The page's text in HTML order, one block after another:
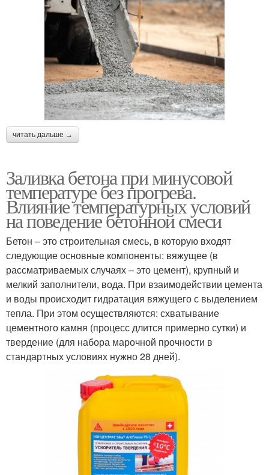
читать дальше →
Заливка бетона при минусовой
температуре без прогрева.
Влияние температурных условий
на поведение бетонной смеси
Бетон – это строительная смесь, в которую входят
следующие основные компоненты: вяжущее (в
рассматриваемых случаях – это цемент), крупный и
мелкий заполнители, вода. При взаимодействии цемента
и воды происходит гидратация вяжущего с выделением
тепла. При этом осуществляются: схватывание
цементного камня (процесс длится примерно сутки) и
твердение (для набора марочной прочности в
стандартных условиях нужно 28 дней).